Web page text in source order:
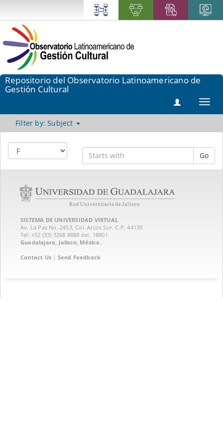
Repositorio del Observatorio Latinoamericano de
Gestión Cultural
Filter by: Subject
Go
SISTEMA DE UNIVERSIDAD VIRTUAL
Av. La Paz No. 2453, Col. Arcos Sur. C.P. 44130
Tel: +52 (33) 3268 8888‏ ext. 18801
Guadalajara, Jalisco, México.
Contact Us | Send Feedback